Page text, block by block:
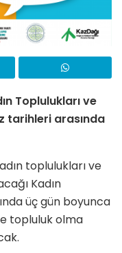
Toplulukları ve
tarihleri arasında
toplulukları ve
Kadın
üç gün boyunca
topluluk olma